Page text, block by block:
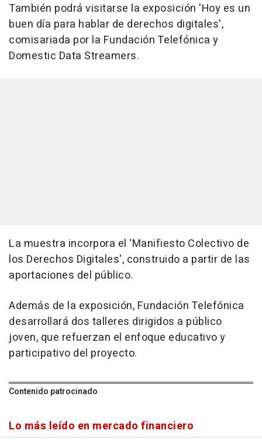
También podrá visitarse la exposición 'Hoy es un
buen día para hablar de derechos digitales',
comisariada por la Fundación Telefónica y
Domestic Data Streamers.
La muestra incorpora el 'Manifiesto Colectivo de
los Derechos Digitales', construido a partir de las
aportaciones del público.
Además de la exposición, Fundación Telefónica
desarrollará dos talleres dirigidos a público
joven, que refuerzan el enfoque educativo y
participativo del proyecto.
Contenido patrocinado
Lo más leído en mercado financiero